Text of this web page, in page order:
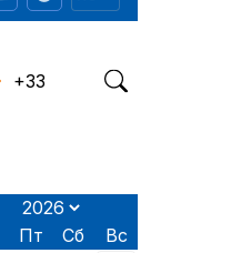
+33
Пт Сб
Вс